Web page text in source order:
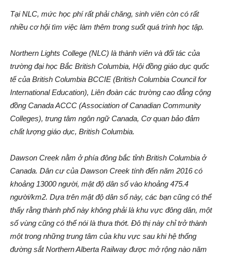
Tại NLC, mức học phí rất phải chăng, sinh viên còn có rất
nhiều cơ hội tìm việc làm thêm trong suốt quá trình học tập.
Northern Lights College (NLC) là thành viên và đối tác của
trường đại học Bắc British Columbia, Hội đồng giáo dục quốc
tế của British Columbia BCCIE (British Columbia Council for
International Education), Liên đoàn các trường cao đẳng cộng
đồng Canada ACCC (Association of Canadian Community
Colleges), trung tâm ngôn ngữ Canada, Cơ quan bảo đảm
chất lượng giáo dục, British Columbia.
Dawson Creek nằm ở phía đông bắc tỉnh British Columbia ở
Canada. Dân cư của Dawson Creek tính đến năm 2016 có
khoảng 13000 người, mật độ dân số vào khoảng 475.4
người/km2. Dựa trên mật độ dân số này, các bạn cũng có thể
thấy rằng thành phố này không phải là khu vực đông dân, một
số vùng cũng có thể nói là thưa thớt. Đô thị này chỉ trở thành
một trong những trung tâm của khu vực sau khi hệ thống
đường sắt Northern Alberta Railway được mở rộng nào năm